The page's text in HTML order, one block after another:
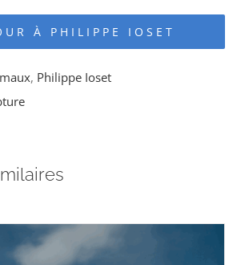
À PHILIPPE IOSET
, Philippe Ioset